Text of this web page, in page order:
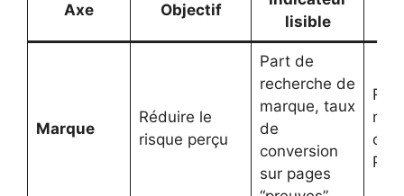
Axe Objectif
lisible
Marque
Réduire le
risque perçu
Part de
recherche de
marque, taux
de
conversion
sur pages
cas
PR